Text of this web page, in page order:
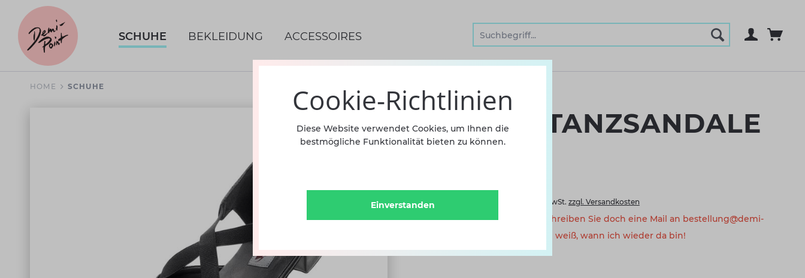
SCHUHE BEKLEIDUNG ACCESSOIRES
HOME SCHUHE
LEICHTE TANZSANDALE
3131 RU
59,90 €
inkl. MwSt. zzgl. Versandkosten
Oups! Bin leider nicht da. Schreiben Sie doch eine Mail an bestellung@demi-
point.de. Das Demi-Point Team weiß, wann ich wieder da bin!
Cookie-Richtlinien
Diese Website verwendet Cookies, um Ihnen die
bestmögliche Funktionalität bieten zu können.
Einverstanden